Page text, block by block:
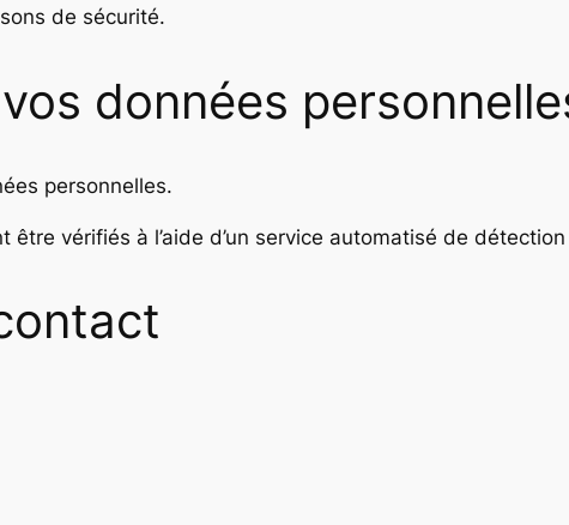
de sécurité.
données
personnelles.
vérifiés à l’aide d’un service automatisé de